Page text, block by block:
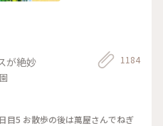
が絶妙 1184
んでねぎ